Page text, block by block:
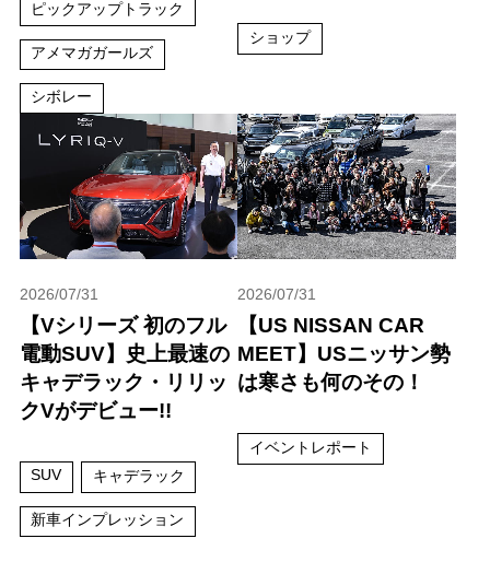
ピックアップトラック
アメマガガールズ
シボレー
ショップ
2026/07/31
【Vシリーズ 初のフル
電動SUV】史上最速の
キャデラック・リリッ
クVがデビュー!!
SUV キャデラック
新車インプレッション
2026/07/31
【US NISSAN CAR
MEET】USニッサン勢
は寒さも何のその！
イベントレポート